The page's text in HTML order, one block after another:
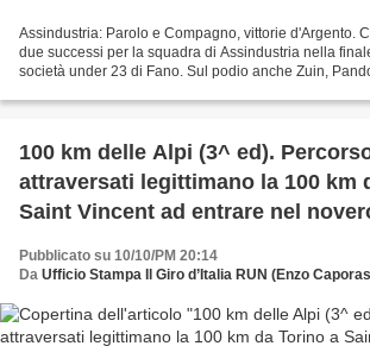
Assindustria: Parolo e Compagno, vittorie d'Argento.
due successi per la squadra di Assindustria nella
società under 23 di Fano. Sul podio anche Zuin,
100 km delle Alpi (3^ ed).
attraversati legittimano la 100 km
Saint Vincent ad entrare nel
Pubblicato su 10/10/PM 20:14
Da Ufficio Stampa Il Giro d’Italia RUN (Enzo